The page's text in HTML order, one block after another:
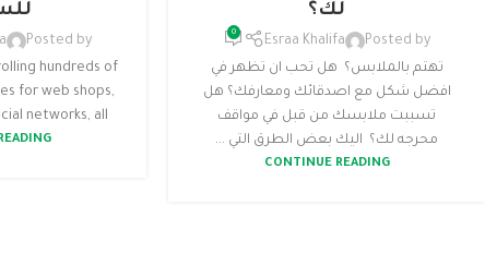
لك؟
Posted by
Esraa Khalifa
0
تهتم بالملابس؟ هل تحب ان تظهر في
افضل شكل مع اصدقائك ومعارفك؟ هل
تسببت ملابسك من قبل في مواقف
محرجه لك؟ اليك بعض الطرق التي ...
CONTINUE READING
Posted by
hundreds of
for web shops,
networks, all